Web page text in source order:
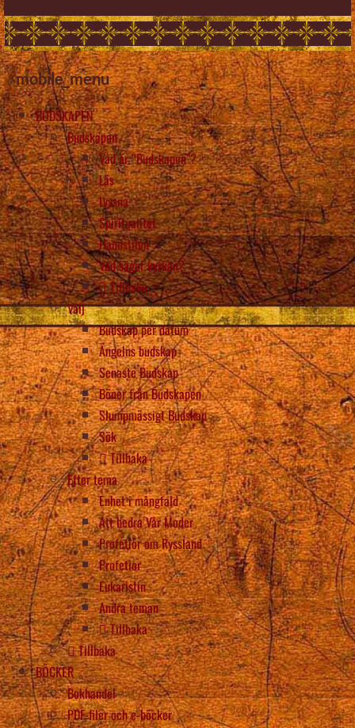
mobile_menu
BUDSKAPEN
Budskapen
Vad är “Budskapen”?
Läs
Lyssna
Spiritualitet
Handstilen
Vad säger kyrkan?
Tillbaka
Välj
Budskap per datum
Ängelns budskap
Senaste Budskap
Böner från Budskapen
Slumpmässigt Budskap
Sök
Tillbaka
Efter tema
Enhet i mångfald
Att hedra Vår Moder
Profetior om Ryssland
Profetior
Eukaristin
Andra teman
Tillbaka
Tillbaka
BÖCKER
Bokhandel
PDF-filer och e-böcker